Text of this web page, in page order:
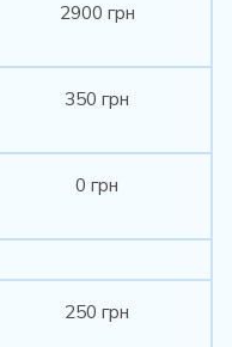
2900 грн
350 грн
0 грн
250 грн